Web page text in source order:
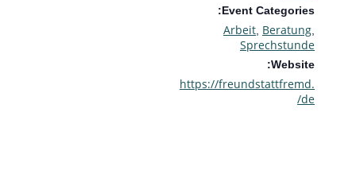
Event Categories:
Arbeit Beratung
Sprechstunde
Website:
https://freundstattfremd.
de/